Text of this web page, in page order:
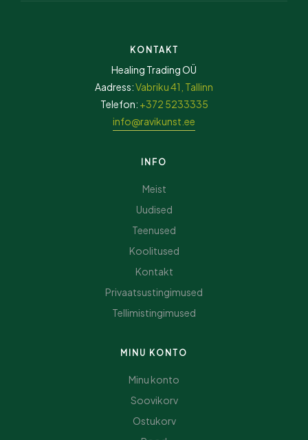
KONTAKT
Healing Trading OÜ
Aadress:Vabriku 41, Tallinn
Telefon: +372 5233335
info@ravikunst.ee
INFO
Meist
Uudised
Teenused
Koolitused
Kontakt
Privaatsustingimused
Tellimistingimused
MINU KONTO
Minu konto
Soovikorv
Ostukorv